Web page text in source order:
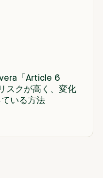
「Article 6
スクが高く、変化
いる方法